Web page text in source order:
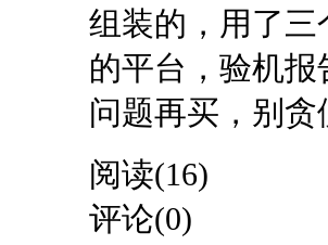
组装的，用了
的平台，验机
问题再买，别贪
阅读(16)
评论(0)